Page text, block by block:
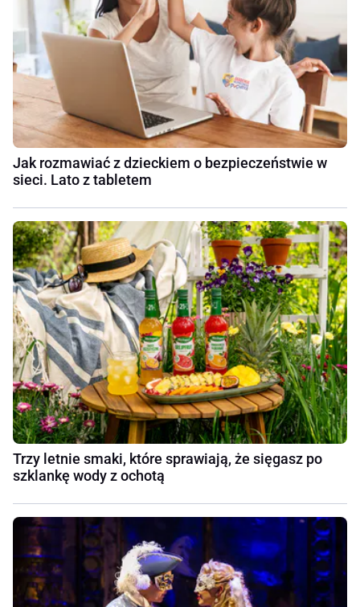
Jak rozmawiać z dzieckiem o bezpieczeństwie w
sieci. Lato z tabletem
Trzy letnie smaki, które sprawiają, że sięgasz po
szklankę wody z ochotą